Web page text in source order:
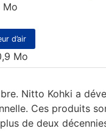
Mo
d’air
Mo
Nitto Kohki a
Ces produits
de deux